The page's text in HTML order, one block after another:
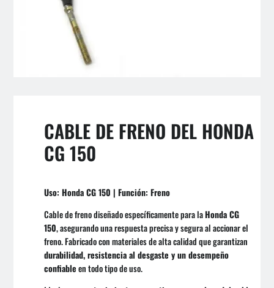
CABLE DE FRENO DEL HONDA
CG 150
Uso: Honda CG 150 | Función: Freno
Cable de freno diseñado específicamente para laHonda CG
150, asegurando una respuesta precisa y segura al accionar el
freno. Fabricado con materiales de alta calidad que garantizan
durabilidad, resistencia al desgaste y un desempeño
confiableen todo tipo de uso.